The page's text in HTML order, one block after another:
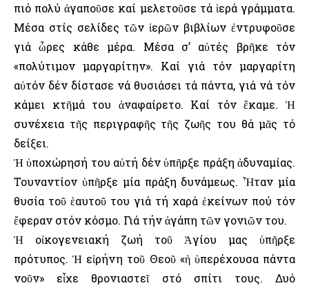
πιό πολύ ἀγαποῦσε καί μελετοῦσε τά ἱερά γράμματα.
Μέσα στίς σελίδες τῶν ἱερῶν βιβλίων ἐντρυφοῦσε
γιά ὦρες κάθε μέρα. Μέσα σ’ αὐτές βρῆκε τόν
«πολύτιμον μαργαρίτην». Καί γιά τόν μαργαρίτη
αὐτόν δέν δίστασε νά θυσιάσει τά πάντα, γιά νά τόν
κάμει κτῆμά του ἀναφαίρετο. Καί τόν ἔκαμε. Ἡ
συνέχεια τῆς περιγραφῆς τῆς ζωῆς του θά μᾶς τό
δείξει.
Ἡ ὑποχώρησή του αὐτή δέν ὑπῆρξε πράξη ἀδυναμίας.
Τουναντίον ὑπῆρξε μία πράξη δυνάμεως. Ἦταν μία
θυσία τοῦ ἑαυτοῦ του γιά τή χαρά ἐκείνων πού τόν
ἔφεραν στόν κόσμο. Γιά τήν ἀγάπη τῶν γονιῶν του.
Ἡ οἰκογενειακή ζωή τοῦ Ἁγίου μας ὑπῆρξε
πρότυπος. Ἡ εἰρήνη τοῦ Θεοῦ «ἡ ὑπερέχουσα πάντα
νοῦν» εἶχε θρονιαστεῖ στό σπίτι τους. Δυό